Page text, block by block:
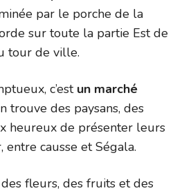
par le porche de la
sur toute la partie Est de
tour de ville.
c’estun marché
trouve des paysans, des
heureux de présenter leurs
causse et Ségala.
fleurs, des fruits et des